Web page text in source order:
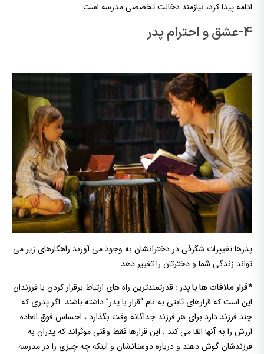
ادامه پیدا کرد، نیازمند دخالت تخصصی مدرسه است.
4-عشق و احترام پدر
پدرها تغییرات شگرفی در دخترانشان به وجود می آورند راهکارهای زیر می
تواند زندگی شما و دخترتان را تغییر دهد :
*قرار ملاقات ها با پدر :قدرتمندترین راه های ارتباط برقرار کردن با فرزندان
این است که قرارهای ثابتی به نام “قرار با پدر” داشته باشند. اگر پدری که
چند فرزند دارد برای هر فرزند جداگانه وقت بگذارد ، احساس فوق العاده
ارزش را به آنها القا می کند . این قرارها فقط وقتی موثراند که پدران به
فرزندشان گوش دهند و درباره دوستانشان و اینکه چه چیزی را در مدرسه